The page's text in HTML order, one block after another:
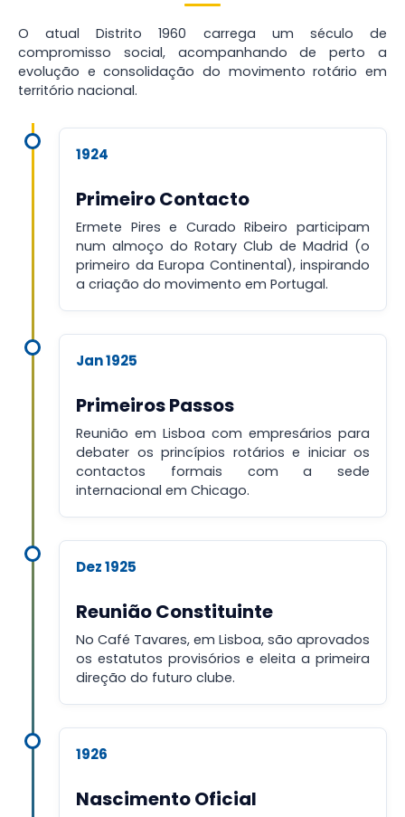
O atual Distrito 1960 carrega um século de
compromisso social, acompanhando de perto a
evolução e consolidação do movimento rotário em
território nacional.
1924
Primeiro Contacto
Ermete Pires e Curado Ribeiro participam
num almoço do Rotary Club de Madrid (o
primeiro da Europa Continental), inspirando
a criação do movimento em Portugal.
Jan 1925
Primeiros Passos
Reunião em Lisboa com empresários para
debater os princípios rotários e iniciar os
contactos formais com a sede
internacional em Chicago.
Dez 1925
Reunião Constituinte
No Café Tavares, em Lisboa, são aprovados
os estatutos provisórios e eleita a primeira
direção do futuro clube.
1926
Nascimento Oficial